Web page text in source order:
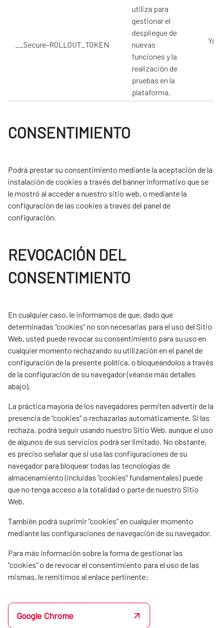
__Secure-ROLLOUT_TOKEN
utiliza para
gestionar el
despliegue de
nuevas
funciones y la
realización de
pruebas en la
plataforma.
CONSENTIMIENTO
Podrá prestar su consentimiento mediante la aceptación de la
instalación de cookies a través del banner informativo que se
le mostró al acceder a nuestro sitio web, o mediante la
configuración de las cookies a través del panel de
configuración.
REVOCACIÓN DEL
CONSENTIMIENTO
En cualquier caso, le informamos de que, dado que
determinadas “cookies” no son necesarias para el uso del Sitio
Web, usted puede revocar su consentimiento para su uso en
cualquier momento rechazando su utilización en el panel de
configuración de la presente política, o bloqueándolos a través
de la configuración de su navegador (véanse más detalles
abajo).
La práctica mayoría de los navegadores permiten advertir de la
presencia de “cookies” o rechazarlas automáticamente. Si las
rechaza, podrá seguir usando nuestro Sitio Web, aunque el uso
de algunos de sus servicios podrá ser limitado. No obstante,
es preciso señalar que si usa las configuraciones de su
navegador para bloquear todas las tecnologías de
almacenamiento (incluidas “cookies” fundamentales) puede
que no tenga acceso a la totalidad o parte de nuestro Sitio
Web.
También podrá suprimir “cookies” en cualquier momento
mediante las configuraciones de navegación de su navegador.
Para más información sobre la forma de gestionar las
“cookies” o de revocar el consentimiento para el uso de las
mismas, le remitimos al enlace pertinente:
Google Chrome